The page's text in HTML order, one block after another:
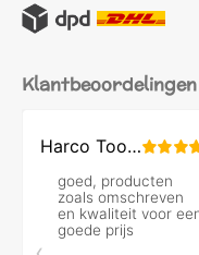
Klantbeoordelingen